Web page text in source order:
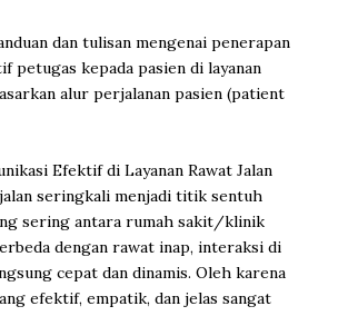
dan tulisan mengenai penerapan
petugas kepada pasien di layanan
alur perjalanan pasien (patient
Efektif di Layanan Rawat Jalan
seringkali menjadi titik sentuh
sering antara rumah sakit/klinik
dengan rawat inap, interaksi di
cepat dan dinamis. Oleh karena
efektif, empatik, dan jelas sangat